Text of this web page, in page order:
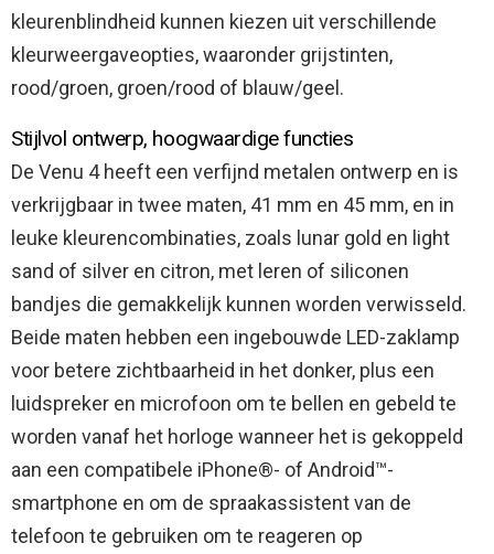
kleurenblindheid kunnen kiezen uit verschillende
kleurweergaveopties, waaronder grijstinten,
rood/groen, groen/rood of blauw/geel.
Stijlvol ontwerp, hoogwaardige functies
De Venu 4 heeft een verfijnd metalen ontwerp en is
verkrijgbaar in twee maten, 41 mm en 45 mm, en in
leuke kleurencombinaties, zoals lunar gold en light
sand of silver en citron, met leren of siliconen
bandjes die gemakkelijk kunnen worden verwisseld.
Beide maten hebben een ingebouwde LED-zaklamp
voor betere zichtbaarheid in het donker, plus een
luidspreker en microfoon om te bellen en gebeld te
worden vanaf het horloge wanneer het is gekoppeld
aan een compatibele iPhone®- of Android™-
smartphone en om de spraakassistent van de
telefoon te gebruiken om te reageren op